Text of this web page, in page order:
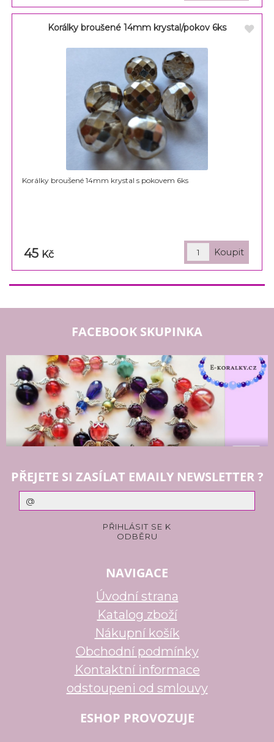
Korálky broušené 14mm krystal/pokov 6ks
Korálky broušené 14mm krystal s pokovem 6ks
45 Kč
FACEBOOK SKUPINKA
PŘEJETE SI ZASÍLAT EMAILY NEWSLETTER ?
NAVIGACE
Úvodní strana
Katalog zboží
Nákupní košík
Obchodní podmínky
Kontaktní informace
odstoupeni od smlouvy
ESHOP PROVOZUJE